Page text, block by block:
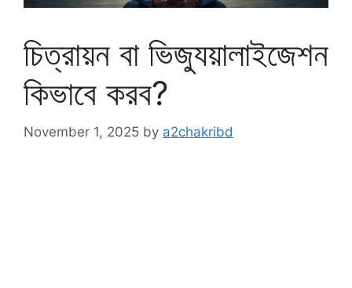
চিত্রায়ন বা ভিজ্যুয়ালাইজেশন
কিভাবে করব?
November 1, 2025 by a2chakribd